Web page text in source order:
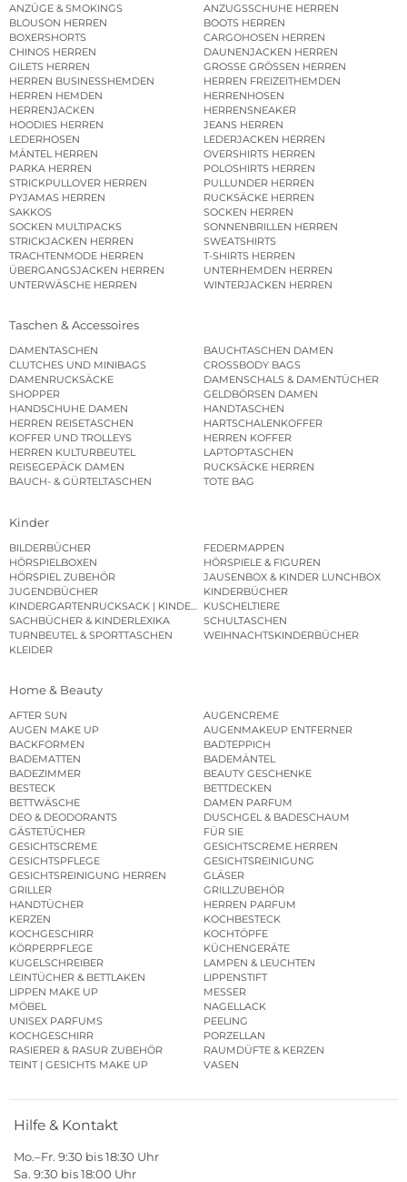
ANZÜGE & SMOKINGS
ANZUGSSCHUHE HERREN
BLOUSON HERREN
BOOTS HERREN
BOXERSHORTS
CARGOHOSEN HERREN
CHINOS HERREN
DAUNENJACKEN HERREN
GILETS HERREN
GROSSE GRÖSSEN HERREN
HERREN BUSINESSHEMDEN
HERREN FREIZEITHEMDEN
HERREN HEMDEN
HERRENHOSEN
HERRENJACKEN
HERRENSNEAKER
HOODIES HERREN
JEANS HERREN
LEDERHOSEN
LEDERJACKEN HERREN
MÄNTEL HERREN
OVERSHIRTS HERREN
PARKA HERREN
POLOSHIRTS HERREN
STRICKPULLOVER HERREN
PULLUNDER HERREN
PYJAMAS HERREN
RUCKSÄCKE HERREN
SAKKOS
SOCKEN HERREN
SOCKEN MULTIPACKS
SONNENBRILLEN HERREN
STRICKJACKEN HERREN
SWEATSHIRTS
TRACHTENMODE HERREN
T-SHIRTS HERREN
ÜBERGANGSJACKEN HERREN
UNTERHEMDEN HERREN
UNTERWÄSCHE HERREN
WINTERJACKEN HERREN
Taschen & Accessoires
DAMENTASCHEN
BAUCHTASCHEN DAMEN
CLUTCHES UND MINIBAGS
CROSSBODY BAGS
DAMENRUCKSÄCKE
DAMENSCHALS & DAMENTÜCHER
SHOPPER
GELDBÖRSEN DAMEN
HANDSCHUHE DAMEN
HANDTASCHEN
HERREN REISETASCHEN
HARTSCHALENKOFFER
KOFFER UND TROLLEYS
HERREN KOFFER
HERREN KULTURBEUTEL
LAPTOPTASCHEN
REISEGEPÄCK DAMEN
RUCKSÄCKE HERREN
BAUCH- & GÜRTELTASCHEN
TOTE BAG
Kinder
BILDERBÜCHER
FEDERMAPPEN
HÖRSPIELBOXEN
HÖRSPIELE & FIGUREN
HÖRSPIEL ZUBEHÖR
JAUSENBOX & KINDER LUNCHBOX
JUGENDBÜCHER
KINDERBÜCHER
KINDERGARTENRUCKSACK | KINDERGARTENBEUTEL
KUSCHELTIERE
SACHBÜCHER & KINDERLEXIKA
SCHULTASCHEN
TURNBEUTEL & SPORTTASCHEN
WEIHNACHTSKINDERBÜCHER
KLEIDER
Home & Beauty
AFTER SUN
AUGENCREME
AUGEN MAKE UP
AUGENMAKEUP ENTFERNER
BACKFORMEN
BADTEPPICH
BADEMATTEN
BADEMÄNTEL
BADEZIMMER
BEAUTY GESCHENKE
BESTECK
BETTDECKEN
BETTWÄSCHE
DAMEN PARFUM
DEO & DEODORANTS
DUSCHGEL & BADESCHAUM
GÄSTETÜCHER
FÜR SIE
GESICHTSCREME
GESICHTSCREME HERREN
GESICHTSPFLEGE
GESICHTSREINIGUNG
GESICHTSREINIGUNG HERREN
GLÄSER
GRILLER
GRILLZUBEHÖR
HANDTÜCHER
HERREN PARFUM
KERZEN
KOCHBESTECK
KOCHGESCHIRR
KOCHTÖPFE
KÖRPERPFLEGE
KÜCHENGERÄTE
KUGELSCHREIBER
LAMPEN & LEUCHTEN
LEINTÜCHER & BETTLAKEN
LIPPENSTIFT
LIPPEN MAKE UP
MESSER
MÖBEL
NAGELLACK
UNISEX PARFUMS
PEELING
KOCHGESCHIRR
PORZELLAN
RASIERER & RASUR ZUBEHÖR
RAUMDÜFTE & KERZEN
TEINT | GESICHTS MAKE UP
VASEN
Hilfe & Kontakt
Mo.–Fr. 9:30 bis 18:30 Uhr
Sa. 9:30 bis 18:00 Uhr